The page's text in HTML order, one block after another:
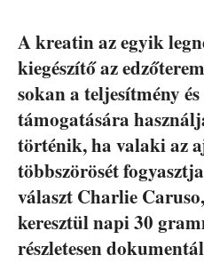
A kreatin az egyik
kiegészítő az
sokan a teljesítmény
támogatására
történik, ha valaki az
többszörösét
választ Charlie
keresztül napi 30
részletesen